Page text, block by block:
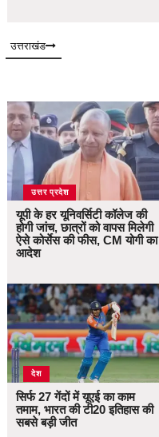
उत्तराखंड
उत्तर प्रदेश
यूपी के हर यूनिवर्सिटी कॉलेज की
होगी जांच, छात्रों को वापस मिलेगी
ऐसे कोर्सेस की फीस, CM योगी का
आदेश
देश
सिर्फ 27 गेंदों में यूएई का काम
तमाम, भारत की टी20 इतिहास की
सबसे बड़ी जीत